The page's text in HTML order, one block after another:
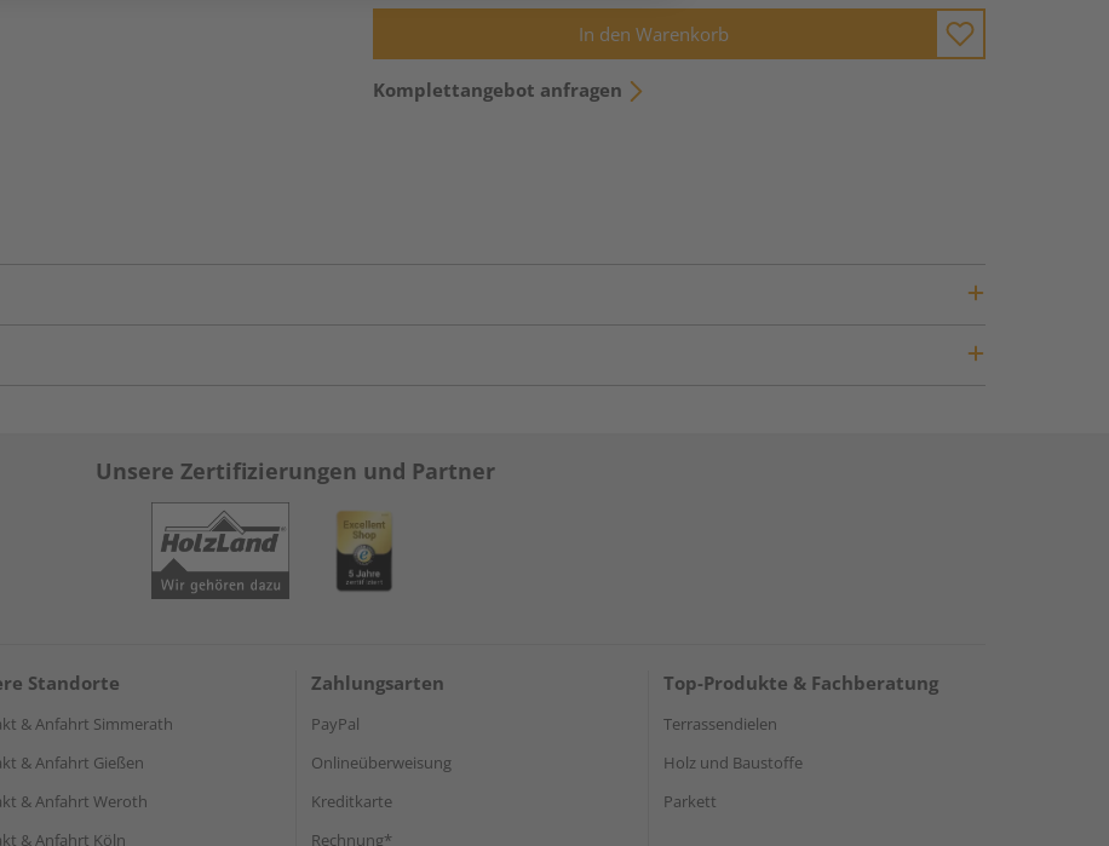
In den Warenkorb
Komplettangebot anfragen
Unsere Zertifizierungen und Partner
Standorte
& Anfahrt Simmerath
& Anfahrt Gießen
& Anfahrt Weroth
& Anfahrt Köln
Zahlungsarten
PayPal
Onlineüberweisung
Kreditkarte
Rechnung*
Top-Produkte & Fachberatung
Terrassendielen
Holz und Baustoffe
Parkett